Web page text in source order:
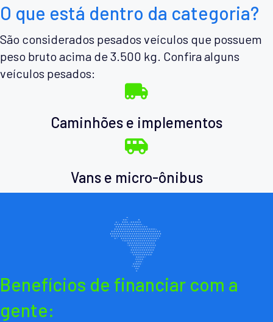
O que está dentro da categoria?
São considerados pesados veículos que possuem
peso bruto acima de 3.500 kg. Confira alguns
veículos pesados:
Caminhões e implementos
Vans e micro-ônibus
Benefícios de financiar com a
gente: